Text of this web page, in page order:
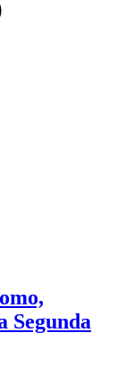
Segunda